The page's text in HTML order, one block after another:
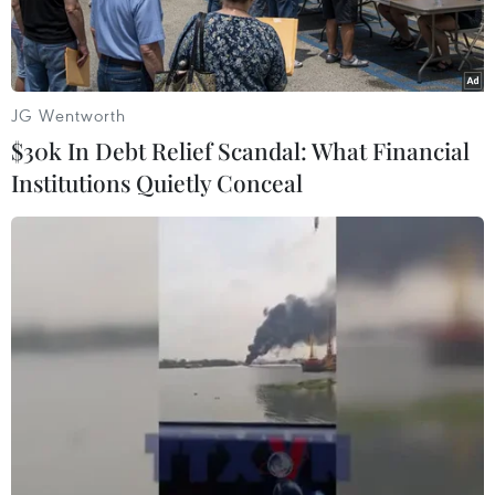
từ 5-10%.
Nhiều chương trình khuyến mại hấp dẫn được doanh nghiệp
tung ra góp phần bình ổn thị trường. (Ảnh: Đức Duy/Vietnam+)
Hoạt động thương mại dịch vụ trong những
tháng cuối năm đã sôi động hơn. Bên cạnh các
JG Wentworth
$30k In Debt Relief Scandal: What Financial
Institutions Quietly Conceal